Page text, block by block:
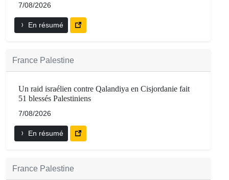
7/08/2026
En résumé
France Palestine
Un raid israélien contre Qalandiya en Cisjordanie fait
51 blessés Palestiniens
7/08/2026
En résumé
France Palestine